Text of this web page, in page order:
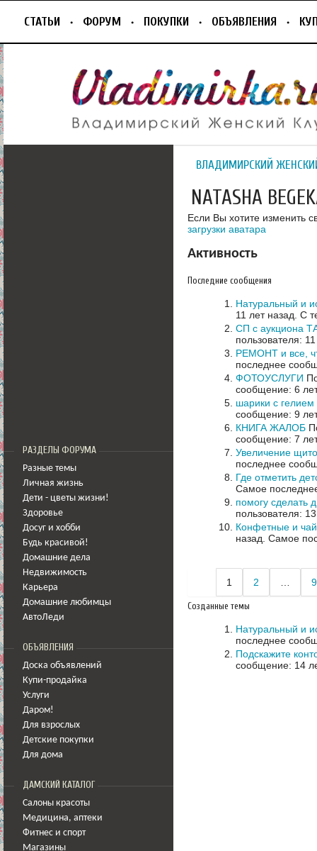
СТАТЬИ ФОРУМ ПОКУПКИ ОБЪЯВЛЕНИЯ
РАЗДЕЛЫ ФОРУМА
Разные темы
Личная жизнь
Дети - цветы жизни!
Здоровье
Досуг и хобби
Будь красивой!
Домашние дела
Недвижимость
Карьера
Домашние любимцы
АвтоЛеди
ОБЪЯВЛЕНИЯ
Доска объявлений
Купи-продайка
Услуги
Даром!
Для взрослых
Детские покупки
Для дома
ДАМСКИЙ КАТАЛОГ
Салоны красоты
Медицина, аптеки
Фитнес и спорт
Магазины
ВЛАДИМИРСКИЙ
NATASHA
Если Вы хотите изменить
загрузки аватара
Активность
Последние сообщения
Натуральный и
11 лет назад. С
СП с аукциона
пользователя:
РЕМОНТ и все,
последнее
ФОТОУСЛУГИ
сообщение: 6
шарики с гелием
сообщение: 9
КНИГА ЖАЛОБ
сообщение: 7
Увеличение
последнее
Где отметить
Самое
помогу сделать
пользователя:
Конфетные и
назад. Самое
1 2 9
Созданные темы
Натуральный и
последнее
Подскажите
сообщение: 14